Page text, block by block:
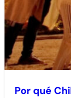
Por qué